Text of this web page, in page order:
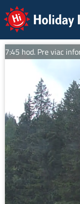
Holiday Info
hod. Pre viac